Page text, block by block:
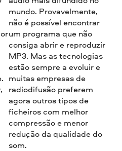
mundo. Provavelmente,
não é possível encontrar
um programa que não
consiga abrir e reproduzir
MP3. Mas as tecnologias
estão sempre a evoluir e
muitas empresas de
radiodifusão preferem
agora outros tipos de
ficheiros com melhor
compressão e menor
redução da qualidade do
som.